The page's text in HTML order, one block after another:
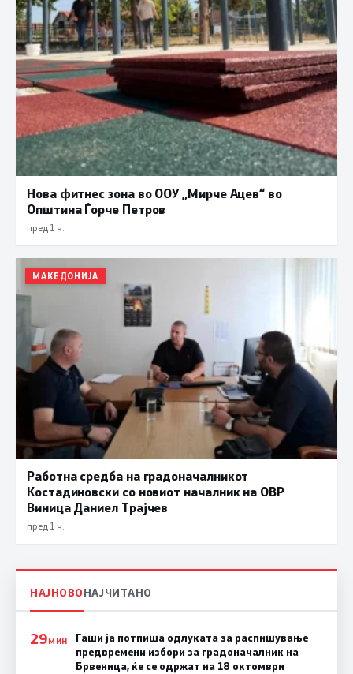
Нова фитнес зона во ООУ „Мирче Ацев“ во
Општина Ѓорче Петров
пред 1 ч.
МАКЕДОНИЈА
Работна средба на градоначалникот
Костадиновски со новиот началник на ОВР
Виница Даниел Трајчев
пред 1 ч.
НАЈНОВОНАЈЧИТАНО
29МИН
Гаши ја потпиша одлуката за распишување
предвремени избори за градоначалник на
Брвеница, ќе се одржат на 18 октомври